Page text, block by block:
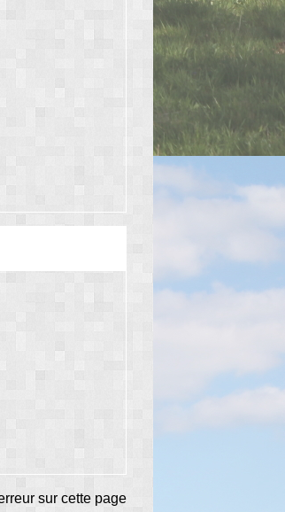
sur cette page